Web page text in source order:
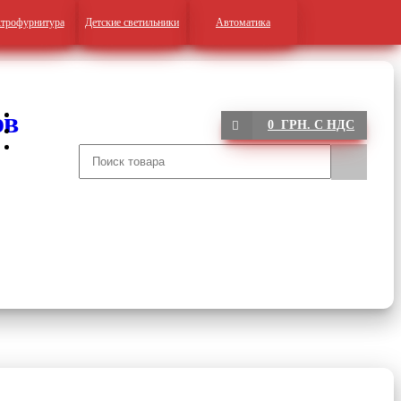
Детские светильники Автоматика
0 ГРН. С НДС